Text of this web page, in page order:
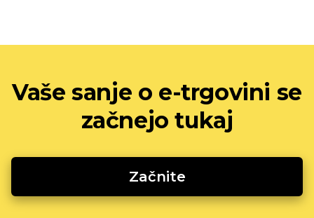
Vaše sanje o e-trgovini se
začnejo tukaj
Začnite